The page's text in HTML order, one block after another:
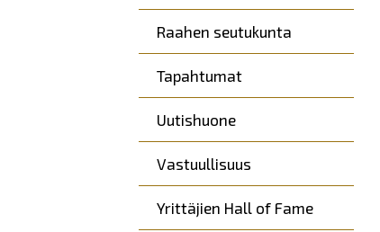
Raahen seutukunta
Tapahtumat
Uutishuone
Vastuullisuus
Yrittäjien Hall of Fame